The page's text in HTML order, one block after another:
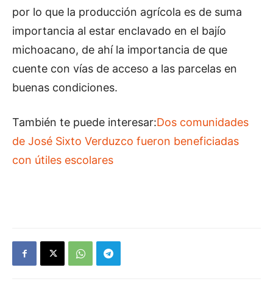
por lo que la producción agrícola es de suma
importancia al estar enclavado en el bajío
michoacano, de ahí la importancia de que
cuente con vías de acceso a las parcelas en
buenas condiciones.
También te puede interesar:Dos comunidades
de José Sixto Verduzco fueron beneficiadas
con útiles escolares